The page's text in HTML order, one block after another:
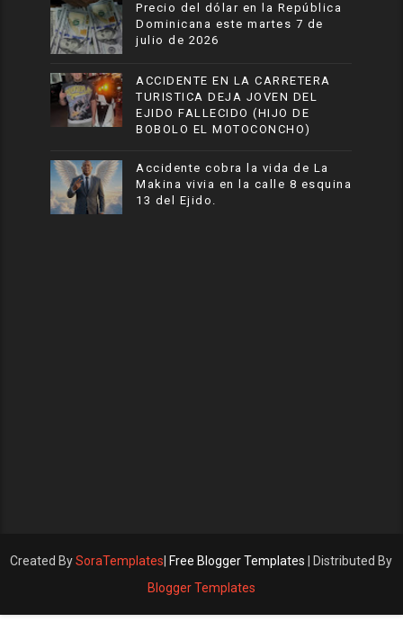
Precio del dólar en la República
Dominicana este martes 7 de
julio de 2026
ACCIDENTE EN LA CARRETERA
TURISTICA DEJA JOVEN DEL
EJIDO FALLECIDO (HIJO DE
BOBOLO EL MOTOCONCHO)
Accidente cobra la vida de La
Makina vivia en la calle 8 esquina
13 del Ejido.
Created BySoraTemplates Free Blogger Templates | Distributed By
Blogger Templates